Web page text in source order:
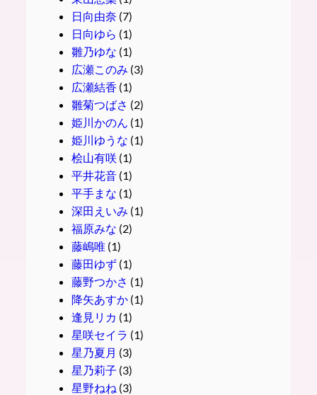
日向由奈 (7)
日向ゆら (1)
雛乃ゆな (1)
広瀬このみ (3)
広瀬結香 (1)
雛菊つばさ (2)
姫川かのん (1)
姫川ゆうな (1)
桧山有咲(1)
平井花音(1)
平手まな (1)
深田えいみ (1)
福原みな (2)
藤嶋唯(1)
藤田ゆず(1)
藤野つかさ (1)
降矢あすか(1)
逢見リカ (1)
星咲セイラ (1)
星乃夏月 (3)
星乃莉子 (3)
星野ねね (3)